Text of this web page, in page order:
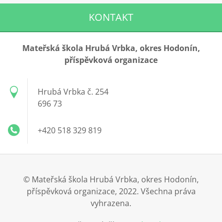
KONTAKT
Mateřská škola Hrubá Vrbka, okres Hodonín,
příspěvková organizace
Hrubá Vrbka č. 254
696 73
+420 518 329 819
© Mateřská škola Hrubá Vrbka, okres Hodonín,
příspěvková organizace, 2022. Všechna práva
vyhrazena.